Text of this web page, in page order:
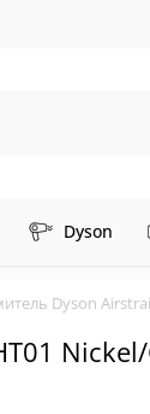
Dyson
Dyson